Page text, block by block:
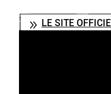
LE SITE